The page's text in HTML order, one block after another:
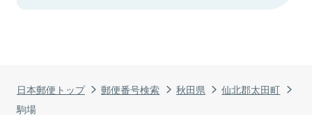
日本郵便トップ 郵便番号検索 秋田県
仙北郡太田町
駒場